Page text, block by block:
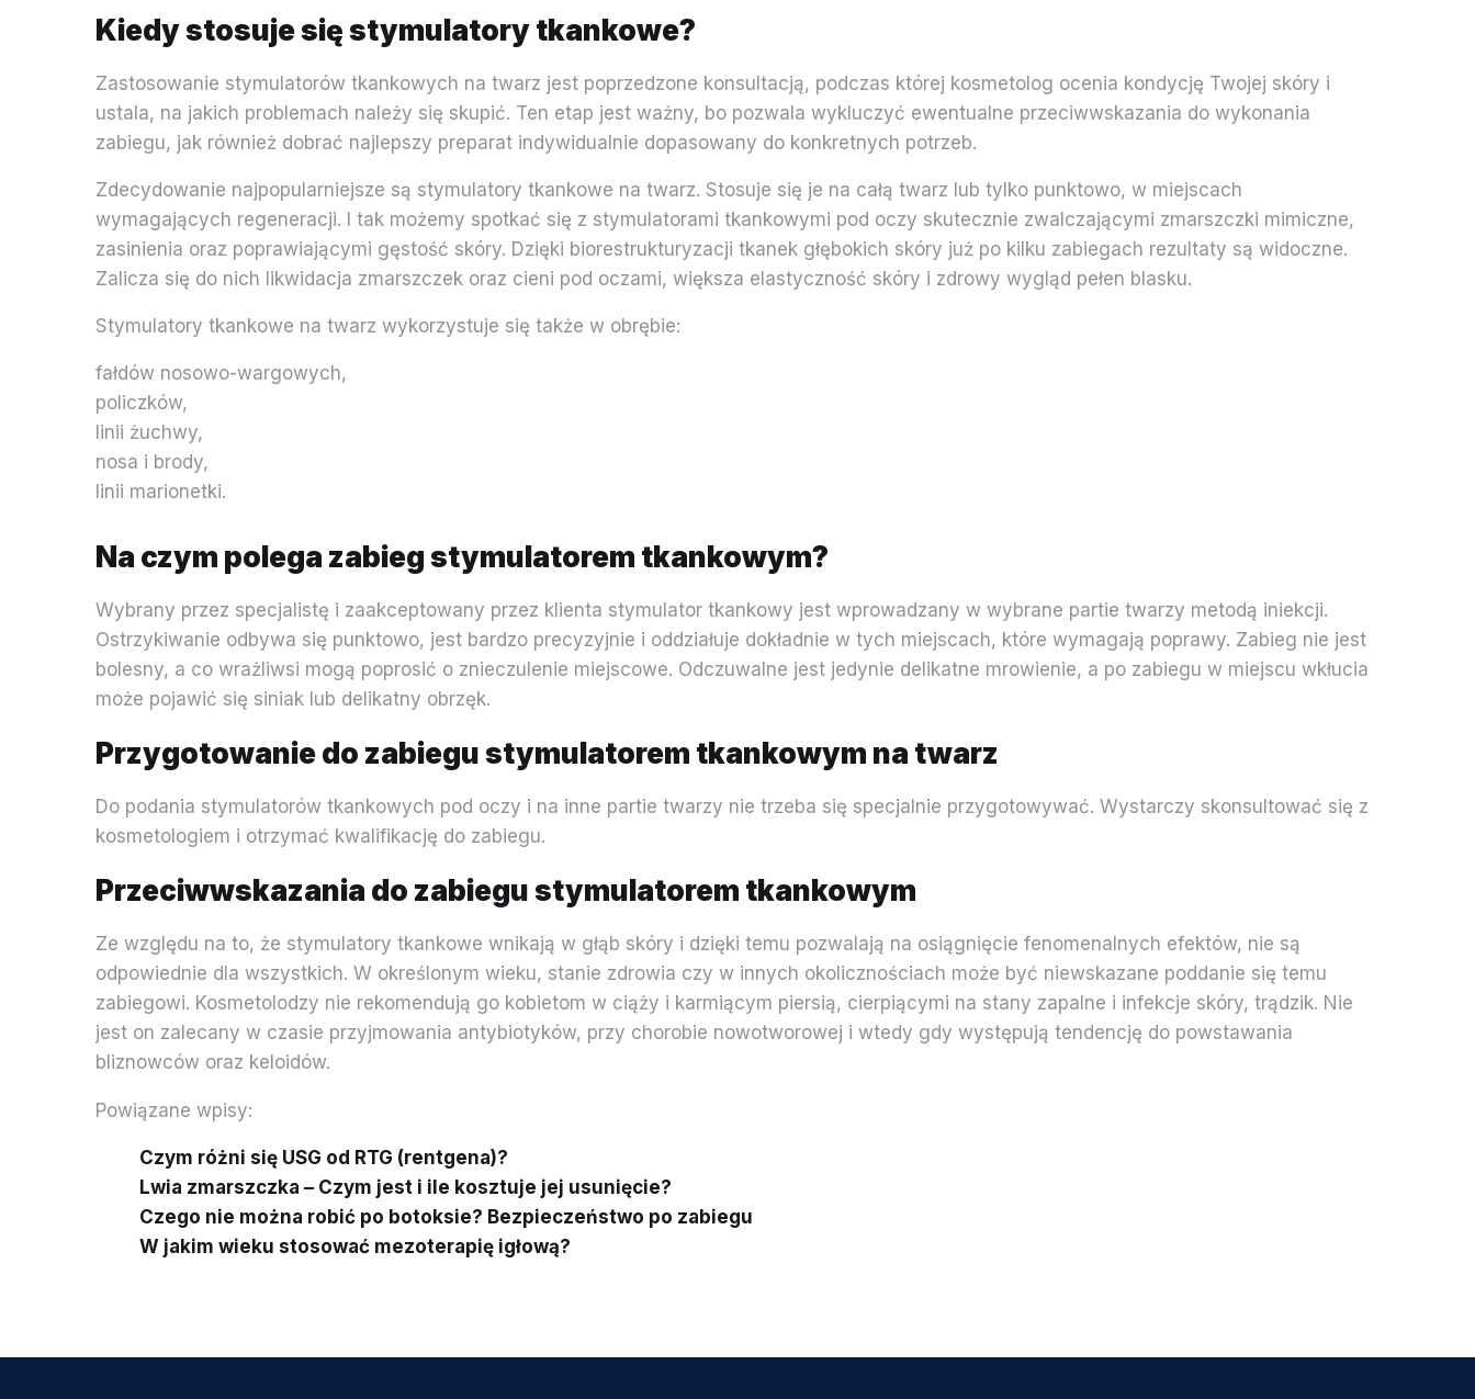
Kiedy stosuje się stymulatory tkankowe?
Zastosowanie stymulatorów tkankowych na twarz jest poprzedzone konsultacją, podczas której kosmetolog ocenia kondycję Twojej skóry i
ustala, na jakich problemach należy się skupić. Ten etap jest ważny, bo pozwala wykluczyć ewentualne przeciwwskazania do wykonania
zabiegu, jak również dobrać najlepszy preparat indywidualnie dopasowany do konkretnych potrzeb.
Zdecydowanie najpopularniejsze są stymulatory tkankowe na twarz. Stosuje się je na całą twarz lub tylko punktowo, w miejscach
wymagających regeneracji. I tak możemy spotkać się z stymulatorami tkankowymi pod oczy skutecznie zwalczającymi zmarszczki mimiczne,
zasinienia oraz poprawiającymi gęstość skóry. Dzięki biorestrukturyzacji tkanek głębokich skóry już po kilku zabiegach rezultaty są widoczne.
Zalicza się do nich likwidacja zmarszczek oraz cieni pod oczami, większa elastyczność skóry i zdrowy wygląd pełen blasku.
Stymulatory tkankowe na twarz wykorzystuje się także w obrębie:
fałdów nosowo-wargowych,
policzków,
linii żuchwy,
nosa i brody,
linii marionetki.
Na czym polega zabieg stymulatorem tkankowym?
Wybrany przez specjalistę i zaakceptowany przez klienta stymulator tkankowy jest wprowadzany w wybrane partie twarzy metodą iniekcji.
Ostrzykiwanie odbywa się punktowo, jest bardzo precyzyjnie i oddziałuje dokładnie w tych miejscach, które wymagają poprawy. Zabieg nie jest
bolesny, a co wrażliwsi mogą poprosić o znieczulenie miejscowe. Odczuwalne jest jedynie delikatne mrowienie, a po zabiegu w miejscu wkłucia
może pojawić się siniak lub delikatny obrzęk.
Przygotowanie do zabiegu stymulatorem tkankowym na twarz
Do podania stymulatorów tkankowych pod oczy i na inne partie twarzy nie trzeba się specjalnie przygotowywać. Wystarczy skonsultować się z
kosmetologiem i otrzymać kwalifikację do zabiegu.
Przeciwwskazania do zabiegu stymulatorem tkankowym
Ze względu na to, że stymulatory tkankowe wnikają w głąb skóry i dzięki temu pozwalają na osiągnięcie fenomenalnych efektów, nie są
odpowiednie dla wszystkich. W określonym wieku, stanie zdrowia czy w innych okolicznościach może być niewskazane poddanie się temu
zabiegowi. Kosmetolodzy nie rekomendują go kobietom w ciąży i karmiącym piersią, cierpiącymi na stany zapalne i infekcje skóry, trądzik. Nie
jest on zalecany w czasie przyjmowania antybiotyków, przy chorobie nowotworowej i wtedy gdy występują tendencję do powstawania
bliznowców oraz keloidów.
Powiązane wpisy:
Czym różni się USG od RTG (rentgena)?
Lwia zmarszczka – Czym jest i ile kosztuje jej usunięcie?
Czego nie można robić po botoksie? Bezpieczeństwo po zabiegu
W jakim wieku stosować mezoterapię igłową?